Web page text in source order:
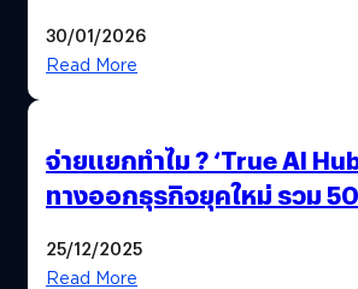
30/01/2026
Read More
จ่ายแยกทำไม ? ‘True AI
ทางออกธุรกิจยุคใหม่ รวม
25/12/2025
Read More